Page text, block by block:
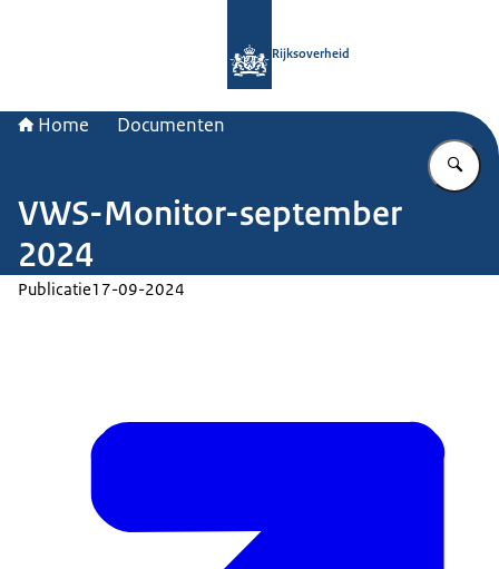
Rijksoverheid
Home Documenten
VWS-Monitor-september
2024
Publicatie17-09-2024